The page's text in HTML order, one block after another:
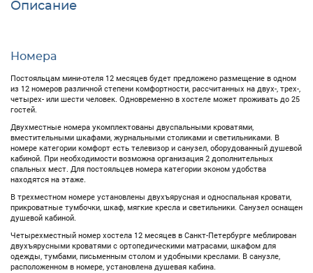
Описание
Номера
Постояльцам мини-отеля 12 месяцев будет предложено размещение в одном
из 12 номеров различной степени комфортности, рассчитанных на двух-, трех-,
четырех- или шести человек. Одновременно в хостеле может проживать до 25
гостей.
Двухместные номера укомплектованы двуспальными кроватями,
вместительными шкафами, журнальными столиками и светильниками. В
номере категории комфорт есть телевизор и санузел, оборудованный душевой
кабиной. При необходимости возможна организация 2 дополнительных
спальных мест. Для постояльцев номера категории эконом удобства
находятся на этаже.
В трехместном номере установлены двухъярусная и односпальная кровати,
прикроватные тумбочки, шкаф, мягкие кресла и светильники. Санузел оснащен
душевой кабиной.
Четырехместный номер хостела 12 месяцев в Санкт-Петербурге меблирован
двухъярусными кроватями с ортопедическими матрасами, шкафом для
одежды, тумбами, письменным столом и удобными креслами. В санузле,
расположенном в номере, установлена душевая кабина.